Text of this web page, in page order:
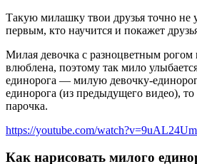
Такую милашку твои друзья точно не
первым, кто научится и покажет
Милая девочка с разноцветным рогом
влюблена, поэтому так мило
единорога — милую девочку-
единорога (из предыдущего видео),
парочка.
https://youtube.com/
Как нарисовать милого